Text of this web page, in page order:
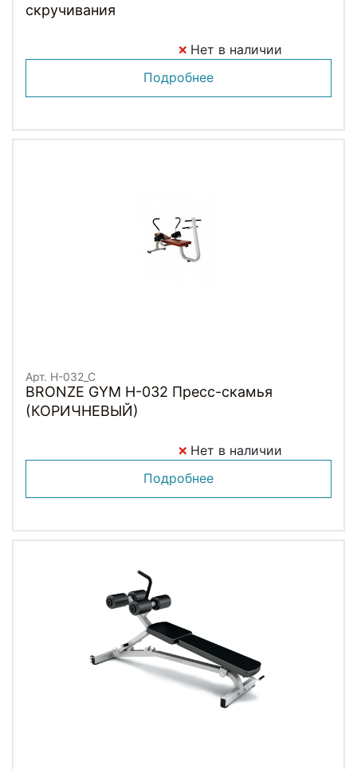
скручивания
Нет в наличии
Подробнее
Арт. H-032_C
BRONZE GYM H-032 Пресс-скамья
(КОРИЧНЕВЫЙ)
Нет в наличии
Подробнее